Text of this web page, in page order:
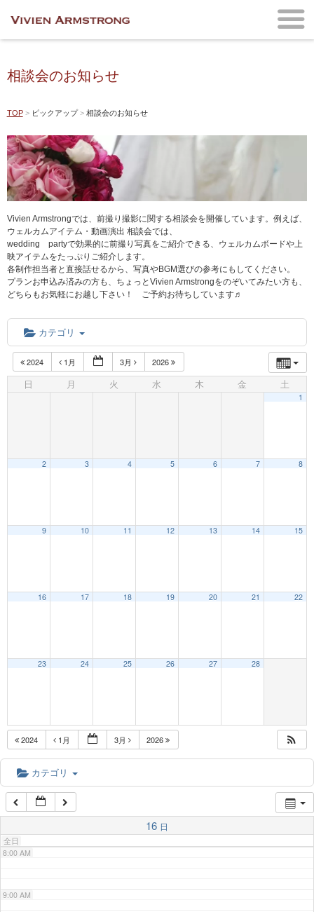
相談会のお知らせ
TOP ピックアップ 相談会のお知らせ
Vivien Armstrongでは、前撮り撮影に関する相談会を開催しています。例えば、
ウェルカムアイテム・動画演出 相談会では、
wedding partyで効果的に前撮り写真をご紹介できる、ウェルカムボードや上
映アイテムをたっぷりご紹介します。
各制作担当者と直接話せるから、写真やBGM選びの参考にもしてください。
プランお申込み済みの方も、ちょっとVivien Armstrongをのぞいてみたい方も、
どちらもお気軽にお越し下さい！ ご予約お待ちしています♬
カテゴリ
2024 1月 3月 2026
日 月 火 水 木 金 土
1
2 3 4 5 6 7 8
9 10 11 12 13 14 15
16 17 18 19 20 21 22
23 24 25 26 27 28
2024 1月 3月 2026
カテゴリ
16 日
全日
5:00 AM
6:00 AM
7:00 AM
8:00 AM
9:00 AM